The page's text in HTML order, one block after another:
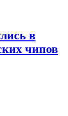
в
чипов